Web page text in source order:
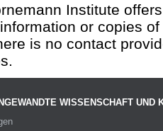
Institute
or copies
is no contact
WISSENSCHAFT UND